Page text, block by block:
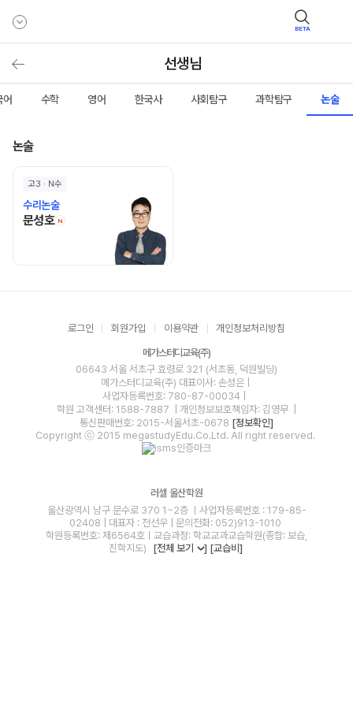
BETA
선생님
어 수학 영어 한국사 사회탐구 과학탐구 논술
논술
고3 · N수
수리논술
문성호 N 문성호 선생님 홈 바로가기
로그인 회원가입 이용약관 개인정보처리방침
메가스터디교육(주)
06643 서울 서초구 효령로 321 (서초동, 덕원빌딩)
메가스터디교육(주) 대표이사: 손성은 |
사업자등록번호: 780-87-00034
학원 고객센터: 1588-7887
| 개인정보보호책임자: 김영무
통신판매번호: 2015-서울서초-0678 [정보확인]
Copyright ⓒ 2015 megastudyEdu.Co.Ltd. All right reserved.
러셀 울산학원
울산광역시 남구 문수로 370 1~2층 ㅣ사업자등록번호 : 179-85-
02408 | 대표자 : 전선우 | 문의전화: 052)913-1010
학원등록번호: 제6564호ㅣ교습과정: 학교교과교습학원(종합: 보습,
진학지도)
[전체 보기 ] [교습비]